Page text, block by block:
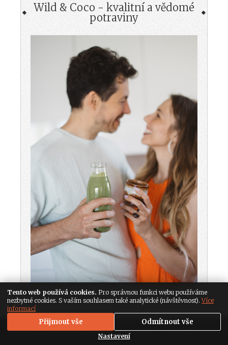
Wild & Coco - kvalitní a vědomé
potraviny
Copyright 2026. All Rights Reserved,Media Populus|Nastavení soukromí
Tento web používá cookies. Pro správnou funkci webu používáme
nezbytné cookies. S vaším souhlasem také analytické (návštěvnost).Více
informací
Přijmout vše Odmítnout vše
Nastavení